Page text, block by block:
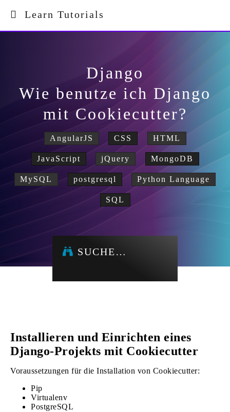
Learn Tutorials
Django
Wie benutze ich Django
mit Cookiecutter?
AngularJS CSS HTML
JavaScript jQuery MongoDB
MySQL postgresql Python Language
SQL
SUCHE…
Installieren und Einrichten eines
Django-Projekts mit Cookiecutter
Voraussetzungen für die Installation von Cookiecutter:
Pip
Virtualenv
PostgreSQL